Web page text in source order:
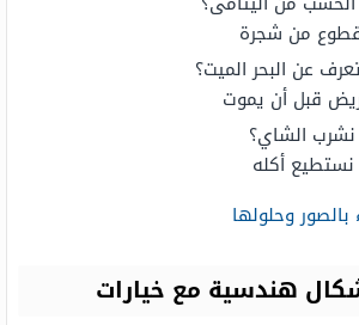
من شجرة
عن البحر الميت؟
قبل أن يموت
نشرب الشاي؟
نستطيع أكله
بالصور وحلولها
هندسية مع خيارات